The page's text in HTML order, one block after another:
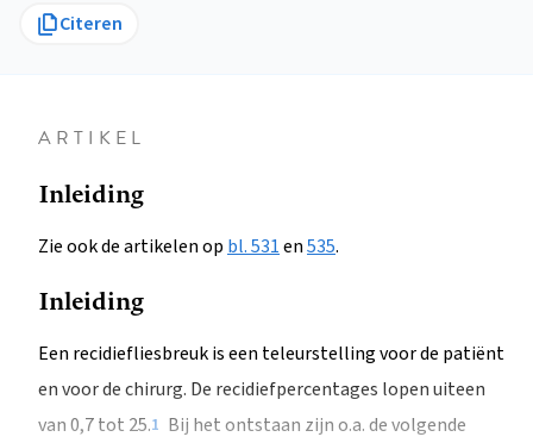
Citeren
ARTIKEL
Inleiding
Zie ook de artikelen op bl. 531en535.
Inleiding
Een recidiefliesbreuk is een teleurstelling voor de patiënt
en voor de chirurg. De recidiefpercentages lopen uiteen
van 0,7 tot 25.1 Bij het ontstaan zijn o.a. de volgende